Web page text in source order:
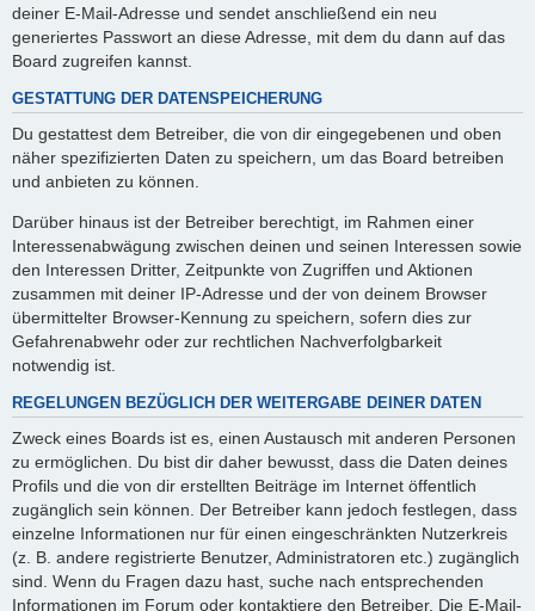
deiner E-Mail-Adresse und sendet anschließend ein neu
generiertes Passwort an diese Adresse, mit dem du dann auf das
Board zugreifen kannst.
GESTATTUNG DER DATENSPEICHERUNG
Du gestattest dem Betreiber, die von dir eingegebenen und oben
näher spezifizierten Daten zu speichern, um das Board betreiben
und anbieten zu können.
Darüber hinaus ist der Betreiber berechtigt, im Rahmen einer
Interessenabwägung zwischen deinen und seinen Interessen sowie
den Interessen Dritter, Zeitpunkte von Zugriffen und Aktionen
zusammen mit deiner IP-Adresse und der von deinem Browser
übermittelter Browser-Kennung zu speichern, sofern dies zur
Gefahrenabwehr oder zur rechtlichen Nachverfolgbarkeit
notwendig ist.
REGELUNGEN BEZÜGLICH DER WEITERGABE DEINER DATEN
Zweck eines Boards ist es, einen Austausch mit anderen Personen
zu ermöglichen. Du bist dir daher bewusst, dass die Daten deines
Profils und die von dir erstellten Beiträge im Internet öffentlich
zugänglich sein können. Der Betreiber kann jedoch festlegen, dass
einzelne Informationen nur für einen eingeschränkten Nutzerkreis
(z. B. andere registrierte Benutzer, Administratoren etc.) zugänglich
sind. Wenn du Fragen dazu hast, suche nach entsprechenden
Informationen im Forum oder kontaktiere den Betreiber. Die E-Mail-